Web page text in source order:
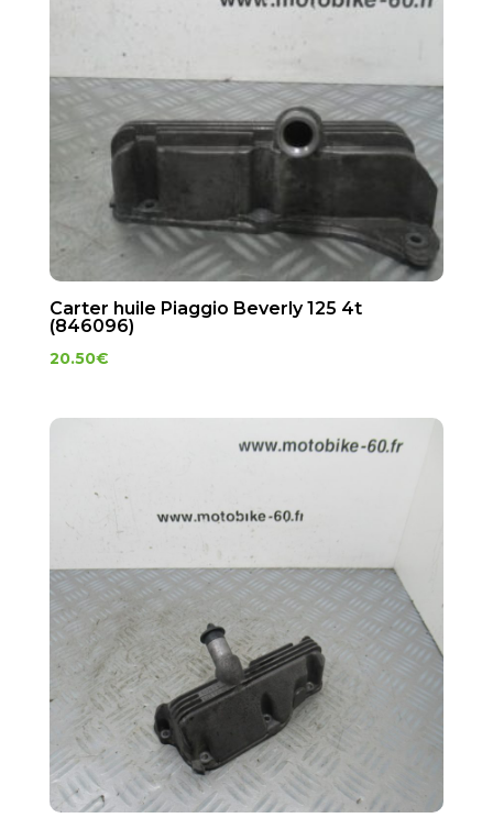
Carter huile Piaggio Beverly 125 4t
(846096)
20.50€